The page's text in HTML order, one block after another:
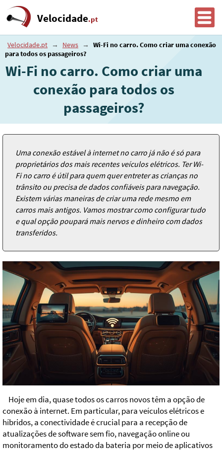
Velocidade.pt
Velocidade.pt → News →
Wi-Fi no carro. Como criar uma conexão
para todos os passageiros?
Wi-Fi no carro. Como criar uma
conexão para todos os
passageiros?
Uma conexão estável à internet no carro já não é só para
proprietários dos mais recentes veículos elétricos. Ter Wi-
Fi no carro é útil para quem quer entreter as crianças no
trânsito ou precisa de dados confiáveis para navegação.
Existem várias maneiras de criar uma rede mesmo em
carros mais antigos. Vamos mostrar como configurar tudo
e qual opção poupará mais nervos e dinheiro com dados
transferidos.
Hoje em dia, quase todos os carros novos têm a opção de
conexão à internet. Em particular, para veículos elétricos e
híbridos, a conectividade é crucial para a recepção de
atualizações de software sem fio, navegação online ou
monitoramento do estado da bateria por meio de aplicativos